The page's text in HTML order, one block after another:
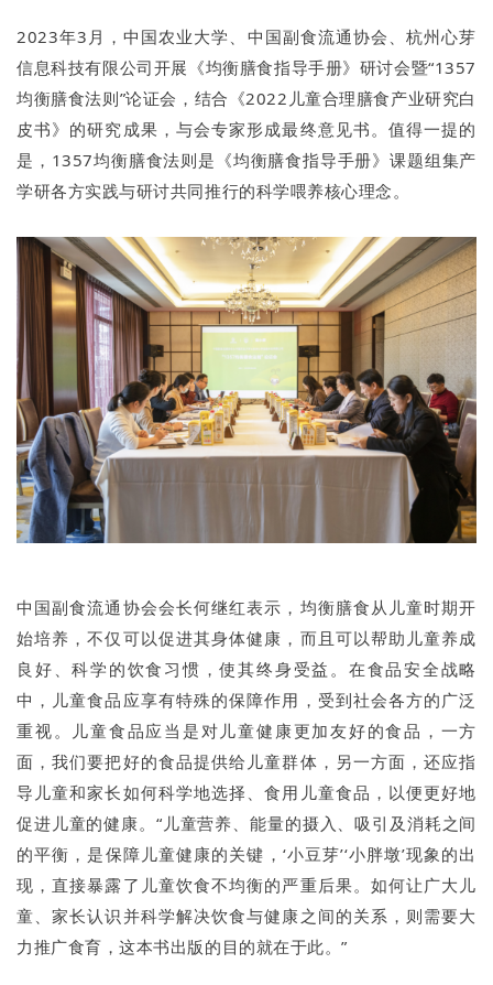
2023年3月，中国农业大学、中国副食流通协会、杭州心芽
信息科技有限公司开展《均衡膳食指导手册》研讨会暨“1357
均衡膳食法则”论证会，结合《2022儿童合理膳食产业研究白
皮书》的研究成果，与会专家形成最终意见书。值得一提的
是，1357均衡膳食法则是《均衡膳食指导手册》课题组集产
学研各方实践与研讨共同推行的科学喂养核心理念。
中国副食流通协会会长何继红表示，均衡膳食从儿童时期开
始培养，不仅可以促进其身体健康，而且可以帮助儿童养成
良好、科学的饮食习惯，使其终身受益。在食品安全战略
中，儿童食品应享有特殊的保障作用，受到社会各方的广泛
重视。儿童食品应当是对儿童健康更加友好的食品，一方
面，我们要把好的食品提供给儿童群体，另一方面，还应指
导儿童和家长如何科学地选择、食用儿童食品，以便更好地
促进儿童的健康。“儿童营养、能量的摄入、吸引及消耗之间
的平衡，是保障儿童健康的关键，‘小豆芽’‘小胖墩’现象的出
现，直接暴露了儿童饮食不均衡的严重后果。如何让广大儿
童、家长认识并科学解决饮食与健康之间的关系，则需要大
力推广食育，这本书出版的目的就在于此。”